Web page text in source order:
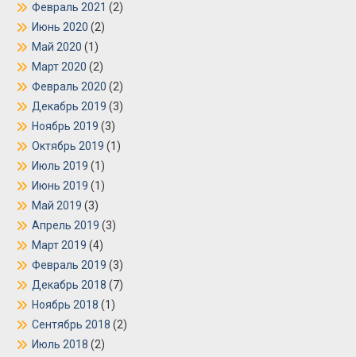
Февраль 2021 (2)
Июнь 2020 (2)
Май 2020 (1)
Март 2020 (2)
Февраль 2020 (2)
Декабрь 2019 (3)
Ноябрь 2019 (3)
Октябрь 2019 (1)
Июль 2019 (1)
Июнь 2019 (1)
Май 2019 (3)
Апрель 2019 (3)
Март 2019 (4)
Февраль 2019 (3)
Декабрь 2018 (7)
Ноябрь 2018 (1)
Сентябрь 2018 (2)
Июль 2018 (2)